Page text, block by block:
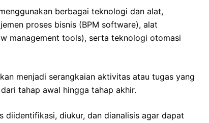
berbagai teknologi dan alat,
proses bisnis (BPM software), alat
management tools), serta teknologi otomasi
menjadi serangkaian aktivitas atau tugas yang
tahap awal hingga tahap akhir.
diidentifikasi, diukur, dan dianalisis agar dapat